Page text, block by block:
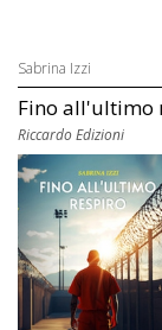
Sabrina Izzi
Fino all'ultimo
Riccardo Edizioni